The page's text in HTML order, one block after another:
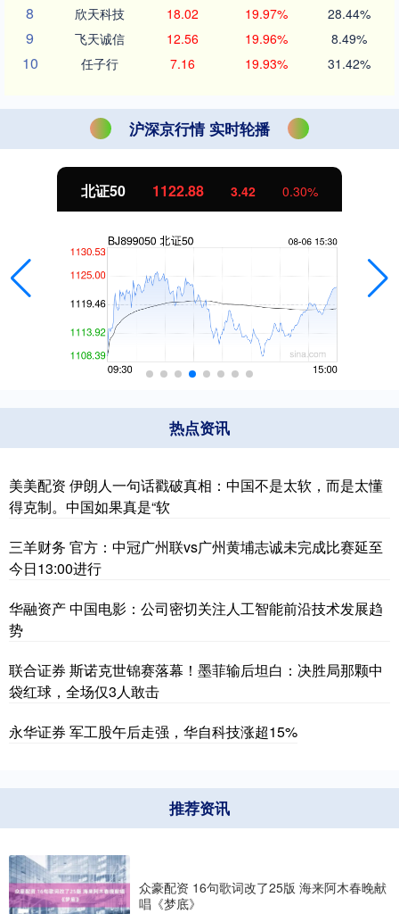
8 欣天科技 18.02 19.97% 28.44%
9 飞天诚信 12.56 19.96% 8.49%
10 任子行 7.16 19.93% 31.42%
沪深京行情 实时轮播
北证50 1122.88 3.42 0.30%
热点资讯
美美配资 伊朗人一句话戳破真相：中国不是太软，而是太懂
得克制。中国如果真是“软
三羊财务 官方：中冠广州联vs广州黄埔志诚未完成比赛延至
今日13:00进行
华融资产 中国电影：公司密切关注人工智能前沿技术发展趋
势
联合证券 斯诺克世锦赛落幕！墨菲输后坦白：决胜局那颗中
袋红球，全场仅3人敢击
永华证券 军工股午后走强，华自科技涨超15%
推荐资讯
众豪配资 16句歌词改了25版 海来阿木春晚献
唱《梦底》